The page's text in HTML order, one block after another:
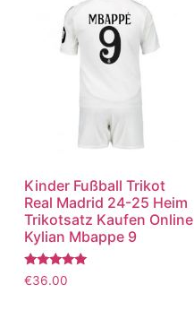
Kinder Fußball Trikot
Real Madrid 24-25 Heim
Trikotsatz Kaufen Online
Kylian Mbappe 9
Bewertet
mit
€36.00